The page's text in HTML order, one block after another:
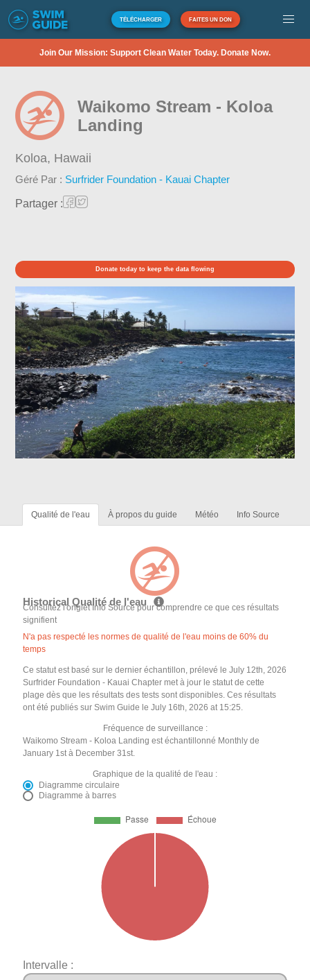
TÉLÉCHARGER FAITES UN DON
Join Our Mission: Support Clean Water Today. Donate Now.
Waikomo Stream - Koloa
Landing
Koloa, Hawaii
Géré Par : Surfrider Foundation - Kauai Chapter
Partager :
Donate today to keep the data flowing
Qualité de l'eau À propos du guide Météo Info Source
Historical Qualité de l'eau
Consultez l'onglet Info Source pour comprendre ce que ces résultats
signifient
N'a pas respecté les normes de qualité de l'eau moins de 60% du
temps
Ce statut est basé sur le dernier échantillon, prélevé le July 12th, 2026
Surfrider Foundation - Kauai Chapter met à jour le statut de cette
plage dès que les résultats des tests sont disponibles. Ces résultats
ont été publiés sur Swim Guide le July 16th, 2026 at 15:25.
Fréquence de surveillance :
Waikomo Stream - Koloa Landing est échantillonné Monthly de
January 1st à December 31st.
Graphique de la qualité de l'eau :
Diagramme circulaire
Diagramme à barres
Intervalle :